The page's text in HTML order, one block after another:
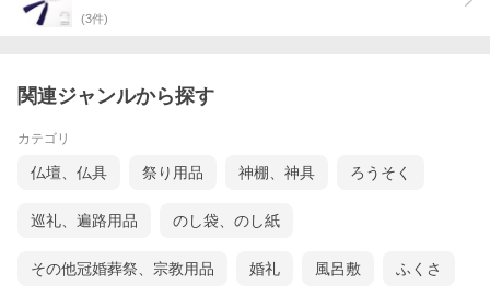
配送サービスチケット
■ シワなし！ハンガー便サービス(1,000円) ＞
(3件)
関連ジャンルから探す
カテゴリ
仏壇、仏具 祭り用品 神棚、神具 ろうそく
巡礼、遍路用品 のし袋、のし紙
その他冠婚葬祭、宗教用品 婚礼 風呂敷 ふくさ